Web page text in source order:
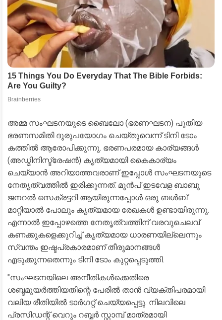
​അമ്മ സംഘടനയുടെ ബൈലോ (ഭരണഘടന) പുതിയ
ഭരണസമിതി ദുരുപയോഗം ചെയ്തുവെന്ന് ടിനി ടോം
കത്തിൽ ആരോപിക്കുന്നു. ഭരണപരമായ കാര്യങ്ങൾ
(അഡ്മിനിസ്ട്രേഷൻ) കൃത്യമായി കൈകാര്യം
ചെയ്യാൻ അറിയാത്തവരാണ് ഇപ്പോൾ സംഘടനയുടെ
നേതൃത്വത്തിൽ ഇരിക്കുന്നത്. മുൻപ് ഇടവേള ബാബു
ജനറൽ സെക്രട്ടറി ആയിരുന്നപ്പോൾ ഒരു ബൾബ്
മാറ്റിയാൽ പോലും കൃത്യമായ രേഖകൾ ഉണ്ടായിരുന്നു.
എന്നാൽ ഇപ്പോഴത്തെ നേതൃത്വത്തിന് വരവുചെലവ്
കണക്കുകളെക്കുറിച്ച് കൃത്യമായ ധാരണയില്ലെന്നും
സ്വന്തം ഇഷ്ടപ്രകാരമാണ് തീരുമാനങ്ങൾ
എടുക്കുന്നതെന്നും ടിനി ടോം കുറ്റപ്പെടുത്തി.
​"സംഘടനയിലെ അനീതികൾക്കെതിരെ
ശബ്ദമുയർത്തിയതിന്റെ പേരിൽ താൻ വ്യക്തിപരമായി
വലിയ രീതിയിൽ ടാർഗറ്റ് ചെയ്യപ്പെട്ടു. നിലവിലെ
പ്രസിഡന്റ് വെറും റബ്ബർ സ്റ്റാമ്പ് മാത്രമായി